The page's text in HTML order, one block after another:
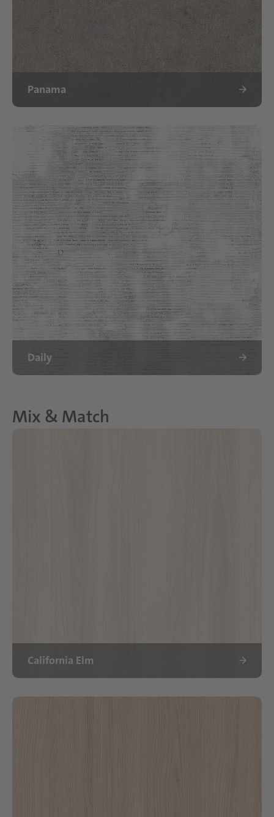
Panama
Daily
Mix & Match
California Elm